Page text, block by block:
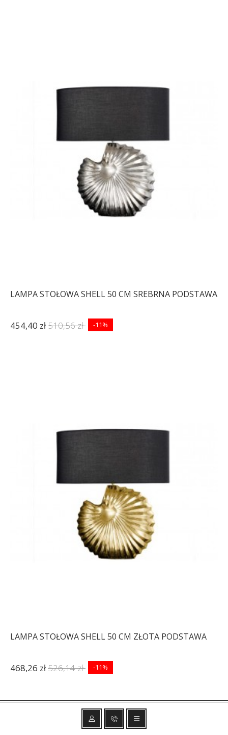
LAMPA STOŁOWA SHELL 50 CM SREBRNA PODSTAWA
454,40 zł510,56 zł -11%
LAMPA STOŁOWA SHELL 50 CM ZŁOTA PODSTAWA
468,26 zł526,14 zł -11%